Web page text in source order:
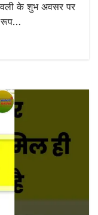
के शुभ अवसर पर
रूप…